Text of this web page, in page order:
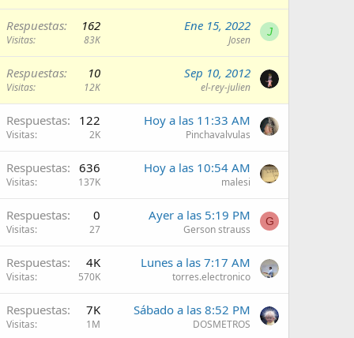
Respuestas 162
Visitas 83K
Ene 15, 2022
Josen
J
Respuestas 10
Visitas 12K
Sep 10, 2012
el-rey-julien
Respuestas 122
Visitas 2K
Hoy a las 11:33 AM
Pinchavalvulas
Respuestas 636
Visitas 137K
Hoy a las 10:54 AM
malesi
Respuestas 0
Visitas 27
Ayer a las 5:19 PM
Gerson strauss
G
Respuestas 4K
Visitas 570K
Lunes a las 7:17 AM
torres.electronico
Respuestas 7K
Visitas 1M
Sábado a las 8:52 PM
DOSMETROS